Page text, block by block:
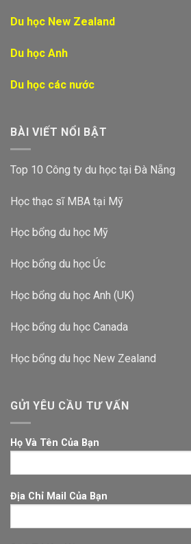
Du học New Zealand
Du học Anh
Du học các nước
BÀI VIẾT NỔI BẬT
Top 10 Công ty du học tại Đà Nẵng
Học thạc sĩ MBA tại Mỹ
Học bổng du học Mỹ
Học bổng du học Úc
Học bổng du học Anh (UK)
Học bổng du học Canada
Học bổng du học New Zealand
GỬI YÊU CẦU TƯ VẤN
Họ Và Tên Của Bạn
Địa Chỉ Mail Của Bạn